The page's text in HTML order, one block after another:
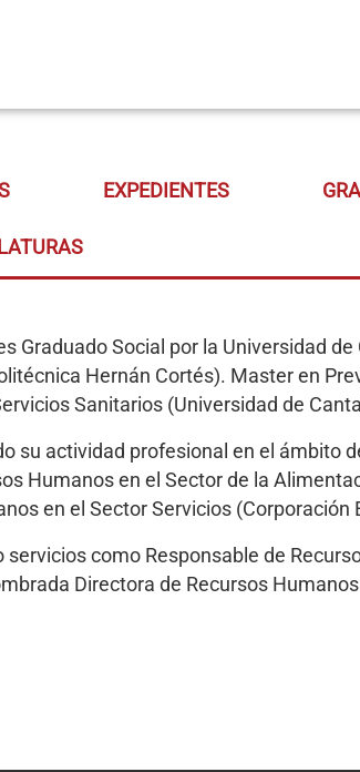
EXPEDIENTES
Graduado Social por la Universidad
Hernán Cortés). Master en
Sanitarios (Universidad de
su actividad profesional en el ámbito
Humanos en el Sector de la
en el Sector Servicios (Corporación
servicios como Responsable de
Directora de Recursos